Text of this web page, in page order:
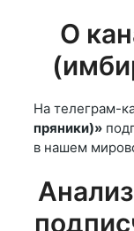
О
На телеграм-
пряники)»
в нашем